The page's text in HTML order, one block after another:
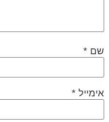
שם *
אימייל *